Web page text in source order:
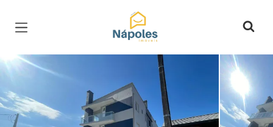
Página inicial